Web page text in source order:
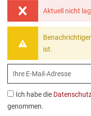
Aktuell nicht
ist.
Ich habe die
genommen.